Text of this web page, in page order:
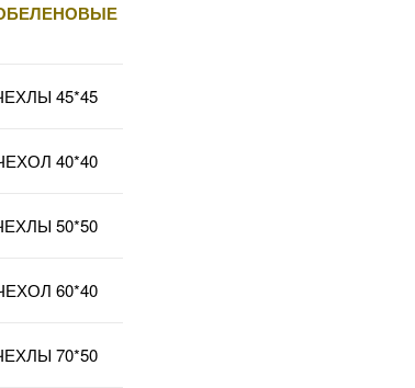
45*45
40*40
50*50
60*40
70*50